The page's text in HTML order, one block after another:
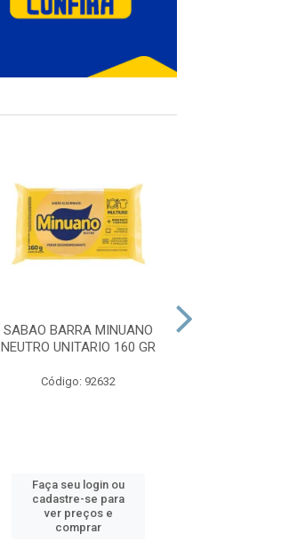
SABAO BARRA MINUANO
NEUTRO UNITARIO 160 GR
Código: 92632
Faça seu login ou
cadastre-se para
ver preços e
comprar